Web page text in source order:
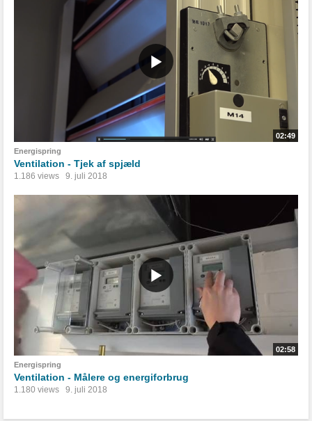
02:49
Energispring
Ventilation - Tjek af spjæld
1.186 views 9. juli 2018
02:58
Energispring
Ventilation - Målere og energiforbrug
1.180 views 9. juli 2018